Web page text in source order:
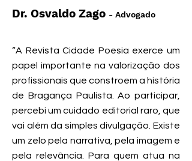
Dr. Osvaldo Zago - Advogado
“A Revista Cidade Poesia exerce um
papel importante na valorização dos
profissionais que constroem a história
de Bragança Paulista. Ao participar,
percebi um cuidado editorial raro, que
vai além da simples divulgação. Existe
um zelo pela narrativa, pela imagem e
pela relevância. Para quem atua na